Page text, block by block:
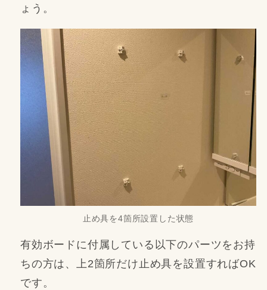
ょう。
止め具を4箇所設置した状態
有効ボードに付属している以下のパーツをお持
ちの方は、上2箇所だけ止め具を設置すればOK
です。